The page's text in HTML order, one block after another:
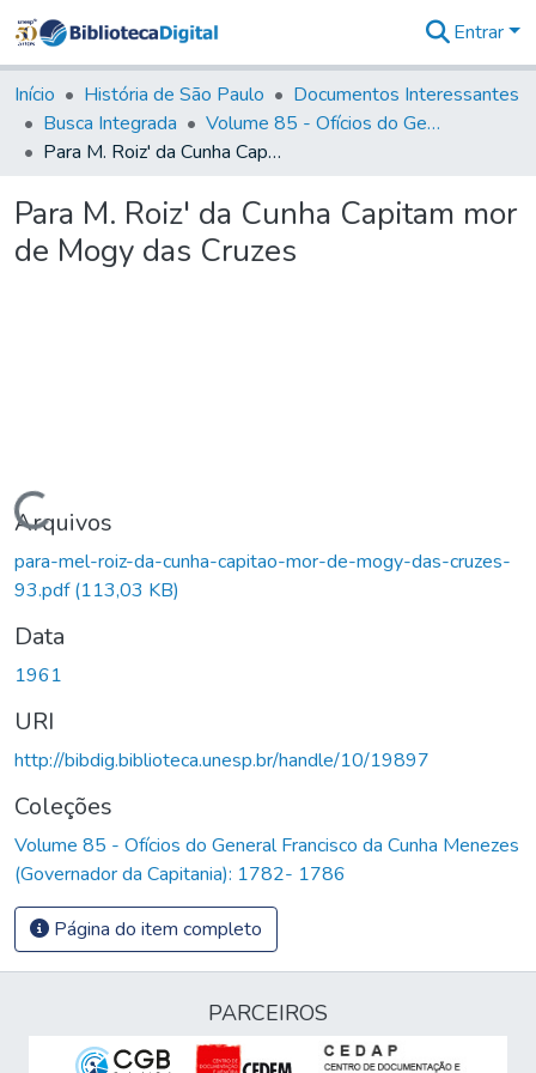
&
Coleções
Tudo na
Biblioteca
Estatísticas
Entrar
Início História de São Paulo
Documentos Interessantes
Busca Integrada
Volume 85 - Ofícios do General Francisco da Cunha Menezes (Governador da Capitania): 1782- 1786
Para M. Roiz' da Cunha Capitam mor de Mogy das Cruzes
Para M. Roiz' da Cunha Capitam mor
de Mogy das Cruzes
Carregando...
Arquivos
para-mel-roiz-da-cunha-capitao-mor-de-mogy-das-cruzes-
93.pdf(113,03 KB)
Data
1961
URI
http://bibdig.biblioteca.unesp.br/handle/10/19897
Coleções
Volume 85 - Ofícios do General Francisco da Cunha Menezes
(Governador da Capitania): 1782- 1786
Página do item completo
PARCEIROS